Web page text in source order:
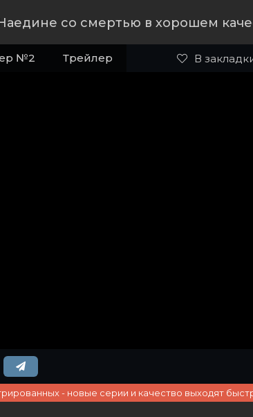
со смертью в хорошем
№2 Трейлер В
- новые серии и качество выходят